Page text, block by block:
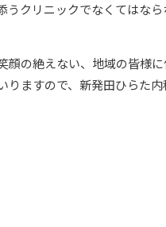
うクリニックでなくてはな
顔の絶えない、地域の皆様
りますので、新発田ひらた